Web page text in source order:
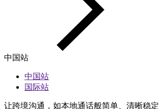
中国站
中国站
国际站
让跨境沟通，如本地通话般简单、清晰稳定